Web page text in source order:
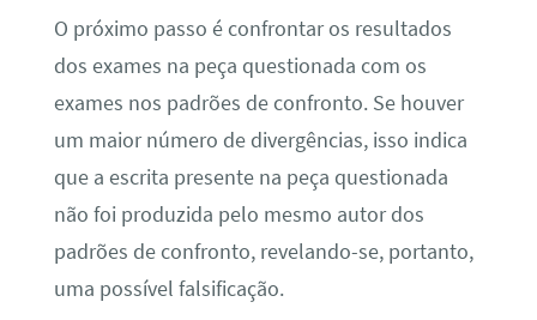
O próximo passo é confrontar os resultados
dos exames na peça questionada com os
exames nos padrões de confronto. Se houver
um maior número de divergências, isso indica
que a escrita presente na peça questionada
não foi produzida pelo mesmo autor dos
padrões de confronto, revelando-se, portanto,
uma possível falsificação.